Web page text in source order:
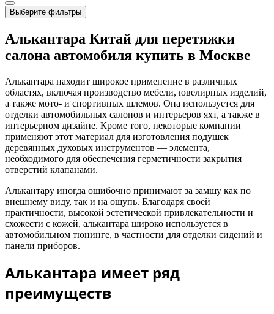
Выберите фильтры
Алькантара Китай для перетяжки
салона автомобиля купить в Москве
Алькантара находит широкое применение в различных
областях, включая производство мебели, ювелирных изделий,
а также мото- и спортивных шлемов. Она используется для
отделки автомобильных салонов и интерьеров яхт, а также в
интерьерном дизайне. Кроме того, некоторые компании
применяют этот материал для изготовления подушек
деревянных духовых инструментов — элемента,
необходимого для обеспечения герметичности закрытия
отверстий клапанами.
Алькантару иногда ошибочно принимают за замшу как по
внешнему виду, так и на ощупь. Благодаря своей
практичности, высокой эстетической привлекательности и
схожести с кожей, алькантара широко используется в
автомобильном тюнинге, в частности для отделки сидений и
панели приборов.
Алькантара имеет ряд
преимуществ